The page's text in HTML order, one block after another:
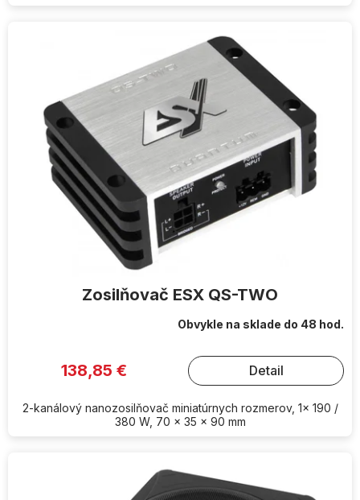
Zosilňovač ESX QS-TWO
Obvykle na sklade do 48 hod.
138,85 € Detail
2-kanálový nanozosilňovač miniatúrnych rozmerov, 1x 190 /
380 W, 70 x 35 x 90 mm